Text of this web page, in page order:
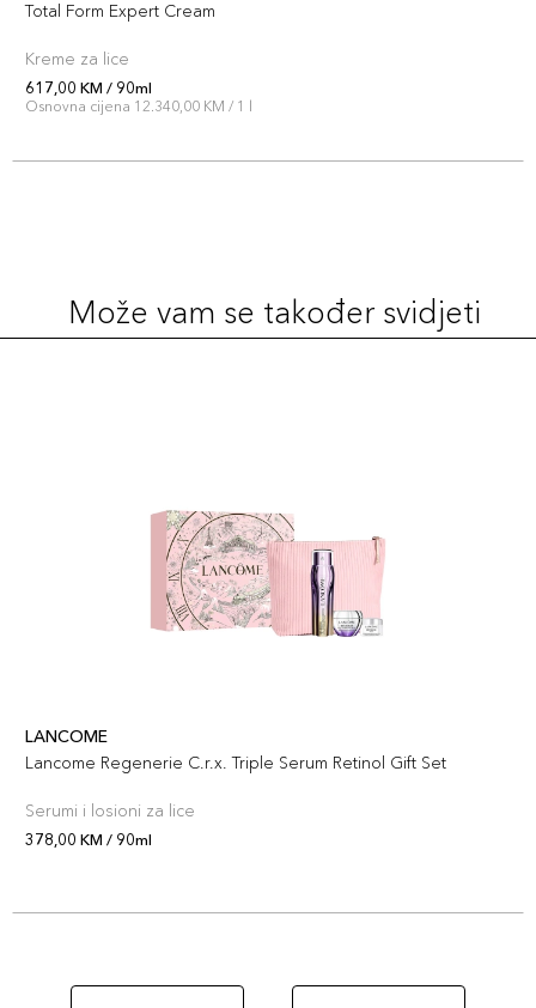
Total Form Expert Cream
Kreme za lice
617,00 KM / 90ml
Osnovna cijena 12.340,00 KM / 1 l
Može vam se također svidjeti
LANCOME
Lancome Regenerie C.r.x. Triple Serum Retinol Gift Set
Serumi i losioni za lice
378,00 KM / 90ml